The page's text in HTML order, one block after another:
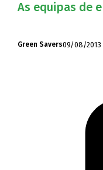
As equipas de
Green Savers09/08/2013